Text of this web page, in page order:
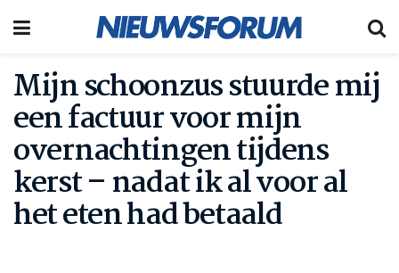
Mijn schoonzus stuurde mij
een factuur voor mijn
overnachtingen tijdens
kerst – nadat ik al voor al
het eten had betaald